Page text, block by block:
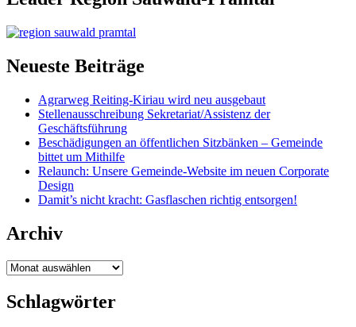
Neueste Beiträge
Agrarweg Reiting-Kiriau wird neu ausgebaut
Stellenausschreibung Sekretariat/Assistenz der
Geschäftsführung
Beschädigungen an öffentlichen Sitzbänken – Gemeinde
bittet um Mithilfe
Relaunch: Unsere Gemeinde-Website im neuen Corporate
Design
Damit’s nicht kracht: Gasflaschen richtig entsorgen!
Archiv
Archiv
Schlagwörter